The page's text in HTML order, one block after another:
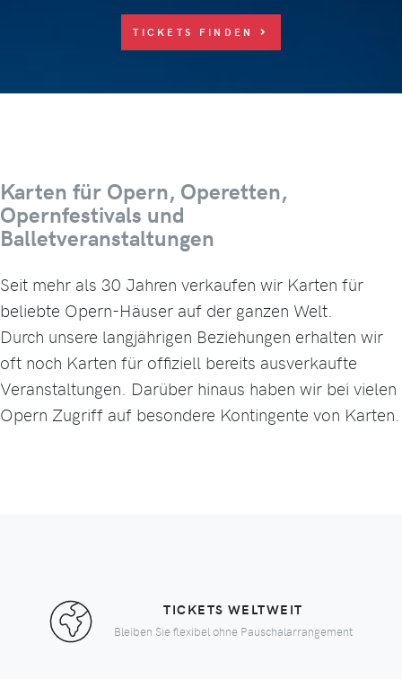
TICKETS FINDEN
Karten für Opern, Operetten,
Opernfestivals und
Balletveranstaltungen
Seit mehr als 30 Jahren verkaufen wir Karten für
beliebte Opern-Häuser auf der ganzen Welt.
Durch unsere langjährigen Beziehungen erhalten wir
oft noch Karten für offiziell bereits ausverkaufte
Veranstaltungen. Darüber hinaus haben wir bei vielen
Opern Zugriff auf besondere Kontingente von Karten.
TICKETS WELTWEIT
Bleiben Sie flexibel ohne Pauschalarrangement